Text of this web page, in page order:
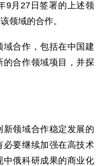
9月27日签署的上述领
领域的合作。
合作，包括在中国建
合作领域项目，并探
领域合作稳定发展的
必要继续加强在高技术
俄科研成果的商业化